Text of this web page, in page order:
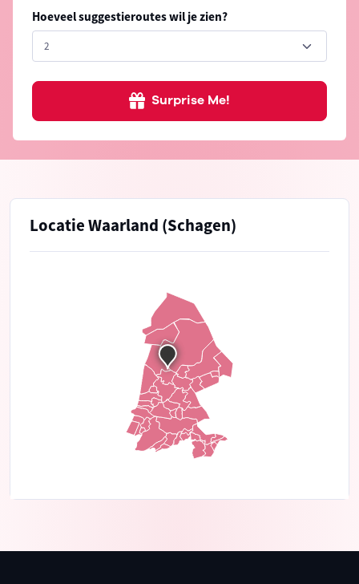
Hoeveel suggestieroutes wil je zien?
Surprise Me!
Locatie Waarland (Schagen)